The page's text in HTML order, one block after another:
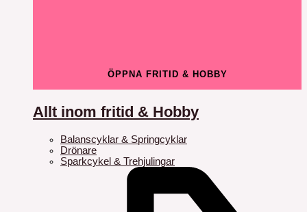
ÖPPNA FRITID & HOBBY
Allt inom fritid & Hobby
Balanscyklar & Springcyklar
Drönare
Sparkcykel & Trehjulingar